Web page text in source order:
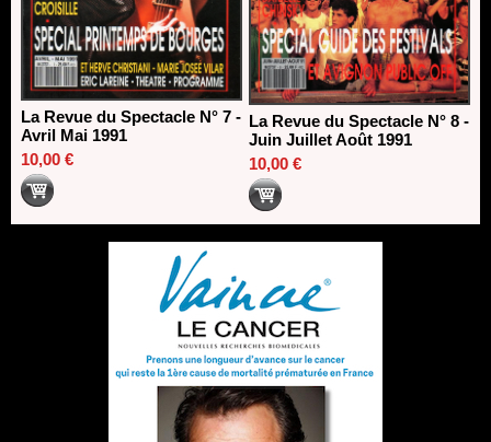
La Revue du Spectacle N° 7 -
Avril Mai 1991
10,00 €
La Revue du Spectacle N° 8 -
Juin Juillet Août 1991
10,00 €